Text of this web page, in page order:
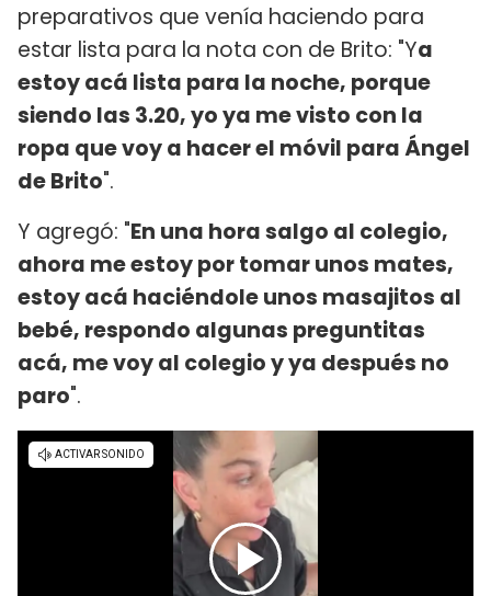
preparativos que venía haciendo para
estar lista para la nota con de Brito: "Ya
estoy acá lista para la noche, porque
siendo las 3.20, yo ya me visto con la
ropa que voy a hacer el móvil para Ángel
de Brito".
Y agregó: "En una hora salgo al colegio,
ahora me estoy por tomar unos mates,
estoy acá haciéndole unos masajitos al
bebé, respondo algunas preguntitas
acá, me voy al colegio y ya después no
paro".